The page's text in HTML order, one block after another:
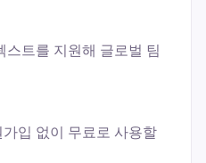
스트를 지원해 글로벌 팀
입 없이 무료로 사용할